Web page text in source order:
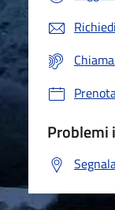
Problemi